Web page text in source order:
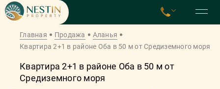
Главная Продажа
Аланья
Квартира 2+1 в районе Оба в 50 м от Средиземного моря
Квартира 2+1 в районе Оба в 50 м от
Средиземного моря